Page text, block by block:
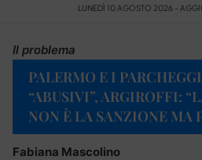
LUNEDÌ 10 AGOSTO 2026 -
Il problema
PALERMO E I
“ABUSIVI”, ARGIROFFI:
NON È LA SANZIONE MA
Fabiana Mascolino